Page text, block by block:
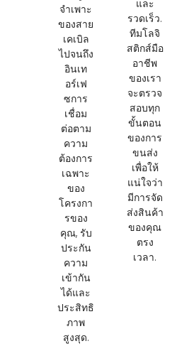
จำเพาะ
ของสาย
เคเบิล
ไปจนถึง
อินเท
อร์เฟ
ซการ
เชื่อม
ต่อตาม
ความ
ต้องการ
เฉพาะ
ของ
โครงกา
รของ
คุณ, รับ
ประกัน
ความ
เข้ากัน
ได้และ
ประสิทธิ
ภาพ
สูงสุด.
และ
รวดเร็ว.
ทีมโลจิ
สติกส์มือ
อาชีพ
ของเรา
จะตรวจ
สอบทุก
ขั้นตอน
ของการ
ขนส่ง
เพื่อให้
แน่ใจว่า
มีการจัด
ส่งสินค้า
ของคุณ
ตรง
เวลา.